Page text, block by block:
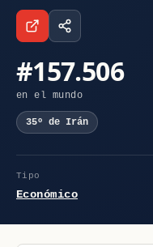
#157.506
en el mundo
35º de Irán
Tipo
Económico